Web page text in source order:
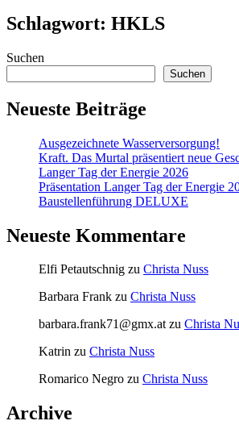
Schlagwort: HKLS
Suchen
Suchen
Neueste Beiträge
Ausgezeichnete Wasserversorgung!
Kraft. Das Murtal präsentiert neue
Langer Tag der Energie 2026
Präsentation Langer Tag der Energie
Baustellenführung DELUXE
Neueste Kommentare
Elfi Petautschnig zu Christa Nuss
Barbara Frank zu Christa Nuss
barbara.frank71@gmx.atzu Christa
Katrin zu Christa Nuss
Romarico Negro zu Christa Nuss
Archive